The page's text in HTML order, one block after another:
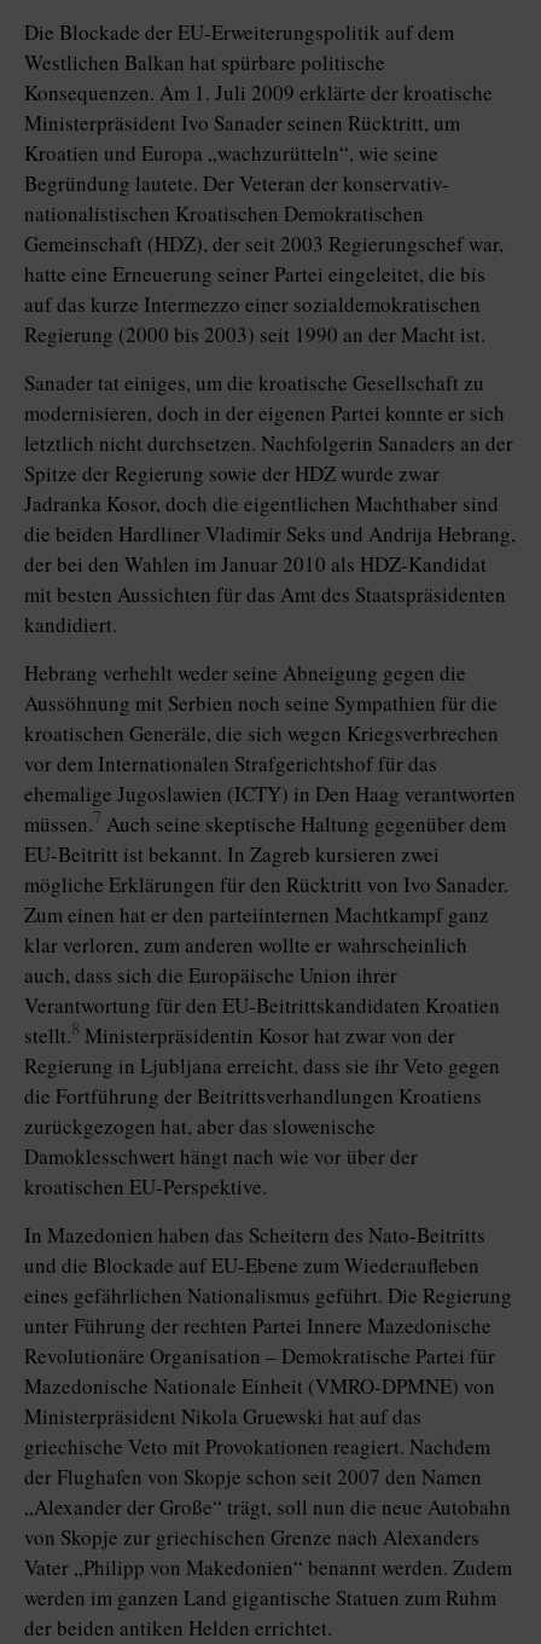
Die Blockade der EU-Erweiterungspolitik auf dem
Westlichen Balkan hat spürbare politische
Konsequenzen. Am 1. Juli 2009 erklärte der kroatische
Ministerpräsident Ivo Sanader seinen Rücktritt, um
Kroatien und Europa „wachzurütteln“, wie seine
Begründung lautete. Der Veteran der konservativ-
nationalistischen Kroatischen Demokratischen
Gemeinschaft (HDZ), der seit 2003 Regierungschef war,
hatte eine Erneuerung seiner Partei eingeleitet, die bis
auf das kurze Intermezzo einer sozialdemokratischen
Regierung (2000 bis 2003) seit 1990 an der Macht ist.
Sanader tat einiges, um die kroatische Gesellschaft zu
modernisieren, doch in der eigenen Partei konnte er sich
letztlich nicht durchsetzen. Nachfolgerin Sanaders an der
Spitze der Regierung sowie der HDZ wurde zwar
Jadranka Kosor, doch die eigentlichen Machthaber sind
die beiden Hardliner Vladimir Seks und Andrija Hebrang,
der bei den Wahlen im Januar 2010 als HDZ-Kandidat
mit besten Aussichten für das Amt des Staatspräsidenten
kandidiert.
Hebrang verhehlt weder seine Abneigung gegen die
Aussöhnung mit Serbien noch seine Sympathien für die
kroatischen Generäle, die sich wegen Kriegsverbrechen
vor dem Internationalen Strafgerichtshof für das
ehemalige Jugoslawien (ICTY) in Den Haag verantworten
müssen.7 Auch seine skeptische Haltung gegenüber dem
EU-Beitritt ist bekannt. In Zagreb kursieren zwei
mögliche Erklärungen für den Rücktritt von Ivo Sanader.
Zum einen hat er den parteiinternen Machtkampf ganz
klar verloren, zum anderen wollte er wahrscheinlich
auch, dass sich die Europäische Union ihrer
Verantwortung für den EU-Beitrittskandidaten Kroatien
stellt.8 Ministerpräsidentin Kosor hat zwar von der
Regierung in Ljubljana erreicht, dass sie ihr Veto gegen
die Fortführung der Beitrittsverhandlungen Kroatiens
zurückgezogen hat, aber das slowenische
Damoklesschwert hängt nach wie vor über der
kroatischen EU-Perspektive.
In Mazedonien haben das Scheitern des Nato-Beitritts
und die Blockade auf EU-Ebene zum Wiederaufleben
eines gefährlichen Nationalismus geführt. Die Regierung
unter Führung der rechten Partei Innere Mazedonische
Revolutionäre Organisation – Demokratische Partei für
Mazedonische Nationale Einheit (VMRO-DPMNE) von
Ministerpräsident Nikola Gruewski hat auf das
griechische Veto mit Provokationen reagiert. Nachdem
der Flughafen von Skopje schon seit 2007 den Namen
„Alexander der Große“ trägt, soll nun die neue Autobahn
von Skopje zur griechischen Grenze nach Alexanders
Vater „Philipp von Makedonien“ benannt werden. Zudem
werden im ganzen Land gigantische Statuen zum Ruhm
der beiden antiken Helden errichtet.